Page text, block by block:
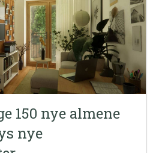
150 nye almene
nye